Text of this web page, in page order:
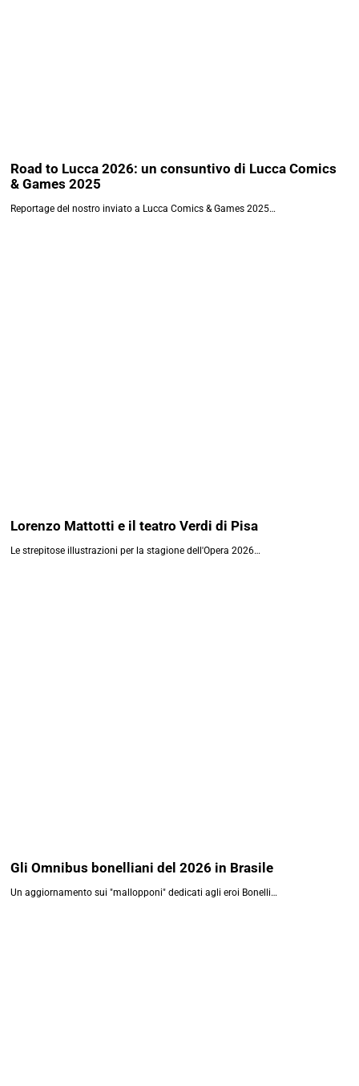
Road to Lucca 2026: un consuntivo di Lucca Comics
& Games 2025
Reportage del nostro inviato a Lucca Comics & Games 2025…
Lorenzo Mattotti e il teatro Verdi di Pisa
Le strepitose illustrazioni per la stagione dell'Opera 2026…
Gli Omnibus bonelliani del 2026 in Brasile
Un aggiornamento sui "mallopponi" dedicati agli eroi Bonelli…